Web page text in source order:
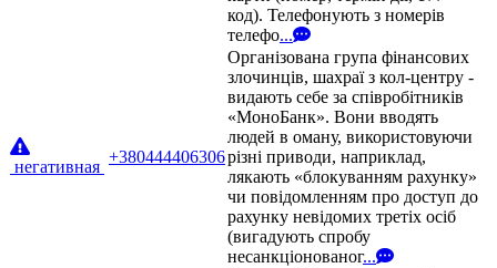
код). Телефонують з номерів
телефо...
негативная
+380444406306
Організована група фінансових
злочинців, шахраї з кол-центру -
видають себе за співробітників
«МоноБанк». Вони вводять
людей в оману, використовуючи
різні приводи, наприклад,
лякають «блокуванням рахунку»
чи повідомленням про доступ до
рахунку невідомих третіх осіб
(вигадують спробу
несанкціонованог...